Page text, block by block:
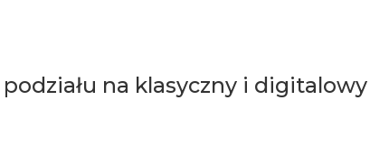
na klasyczny i digitalowy